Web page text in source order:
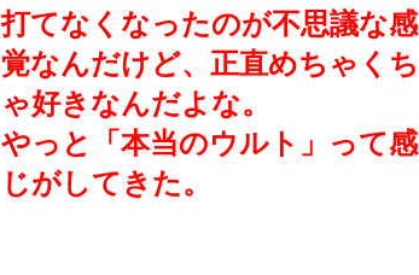
打てなくなったのが不思議な感
覚なんだけど、正直めちゃくち
ゃ好きなんだよな。
やっと「本当のウルト」って感
じがしてきた。